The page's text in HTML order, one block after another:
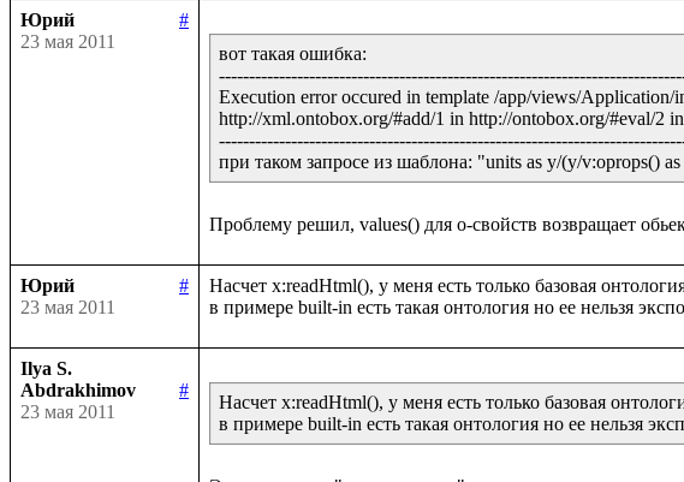
Юрий
#
23 мая 2011
вот такая ошибка:
Execution error occured in template /app/views/
http://xml.ontobox.org/#add/1 in http://ontobox.org/#eval/2
при таком запросе из шаблона: "units as y/(y/v:oprops()
Юрий
#
23 мая 2011
Насчет x:readHtml(), у меня есть только базовая
Ilya S.
Abdrakhimov
#
23 мая 2011
Насчет x:readHtml(), у меня есть только базовая
в примере built-in есть такая онтология но ее нельзя